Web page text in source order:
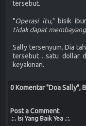
tersebut.
"Operasi itu," bisik
tidak dapat
Sally tersenyum. Dia
tersebut…satu dollar
keyakinan.
0 Komentar "Doa Sally",
Post a Comment
.::. Isi Yang Baik Yea .::.